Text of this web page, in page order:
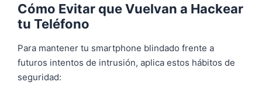
Cómo Evitar que Vuelvan a Hackear
tu Teléfono
Para mantener tu smartphone blindado frente a
futuros intentos de intrusión, aplica estos hábitos de
seguridad: